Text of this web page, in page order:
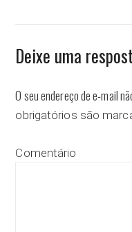
Deixe uma
O seu endereço de e-mail
obrigatórios são
Comentário